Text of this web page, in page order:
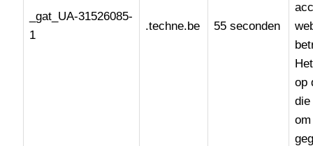
_gat_UA-31526085-
1
.techne.be 55 seconden
op
die